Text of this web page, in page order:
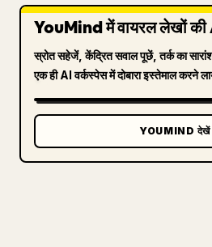
YouMind में वायरल लेखों की
स्रोत सहेजें, केंद्रित सवाल पूछें, तर्क का
एक ही AI वर्कस्पेस में दोबारा इस्तेमाल करने
YOUMIND देखें